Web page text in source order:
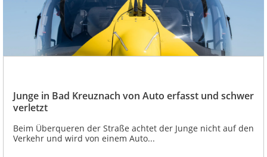
Junge in Bad Kreuznach von Auto erfasst und schwer
verletzt
Beim Überqueren der Straße achtet der Junge nicht auf den
Verkehr und wird von einem Auto...